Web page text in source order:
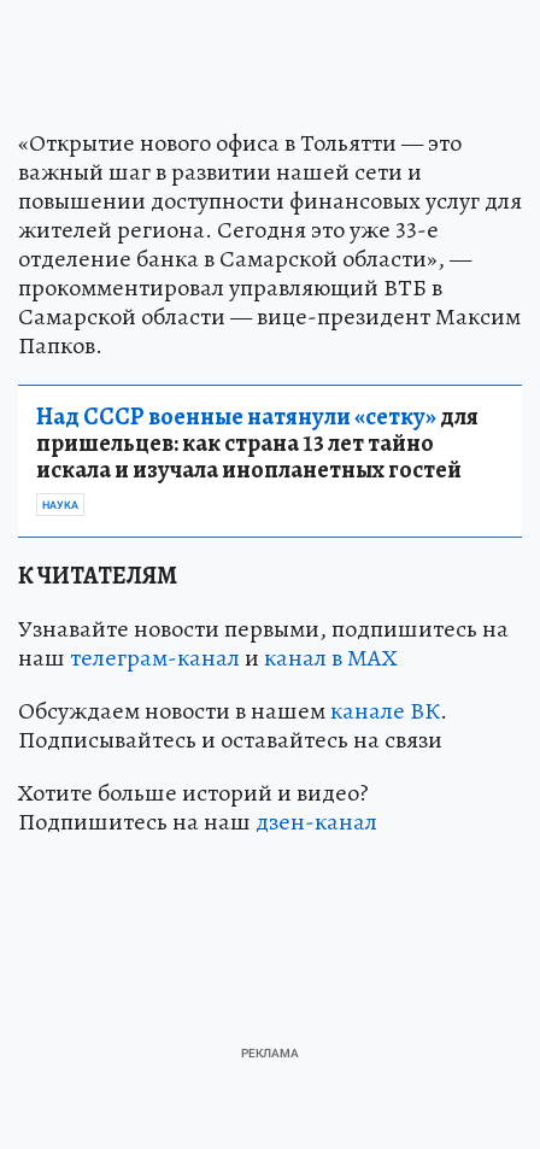
«Открытие нового офиса в Тольятти — это
важный шаг в развитии нашей сети и
повышении доступности финансовых услуг для
жителей региона. Сегодня это уже 33-е
отделение банка в Самарской области», —
прокомментировал управляющий ВТБ в
Самарской области — вице-президент Максим
Папков.
Над СССР военные натянули «сетку»для
пришельцев: как страна 13 лет тайно
искала и изучала инопланетных гостей
НАУКА
К ЧИТАТЕЛЯМ
Узнавайте новости первыми, подпишитесь на
наштелеграм-каналиканал в МАХ
Обсуждаем новости в нашемканале ВК.
Подписывайтесь и оставайтесь на связи
Хотите больше историй и видео?
Подпишитесь на наш дзен-канал